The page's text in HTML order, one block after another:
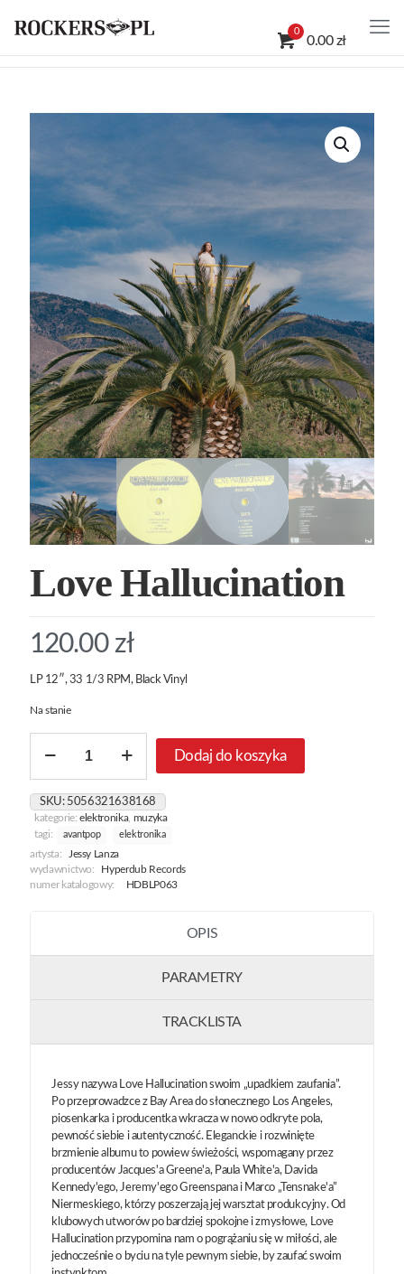
0
0.00 zł
Love Hallucination
120.00 zł
LP 12″, 33 1/3 RPM, Black Vinyl
Na stanie
Love
Dodaj do koszyka
SKU: 5056321638168
kategorie:elektronika, muzyka
tagi:
avantpop elektronika
artysta:
Jessy Lanza
wydawnictwo:
Hyperdub Records
numer katalogowy:
HDBLP063
OPIS
PARAMETRY
TRACKLISTA
Jessy nazywa Love Hallucination swoim „upadkiem zaufania”.
Po przeprowadzce z Bay Area do słonecznego Los Angeles,
piosenkarka i producentka wkracza w nowo odkryte pola,
pewność siebie i autentyczność. Eleganckie i rozwinięte
brzmienie albumu to powiew świeżości, wspomagany przez
producentów Jacques'a Greene'a, Paula White'a, Davida
Kennedy'ego, Jeremy'ego Greenspana i Marco „Tensnake'a”
Niermeskiego, którzy poszerzają jej warsztat produkcyjny. Od
klubowych utworów po bardziej spokojne i zmysłowe, Love
Hallucination przypomina nam o pogrążaniu się w miłości, ale
jednocześnie o byciu na tyle pewnym siebie, by zaufać swoim